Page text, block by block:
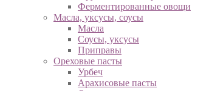
Ферментированные овощи
Масла, уксусы, соусы
Масла
Соусы, уксусы
Приправы
Ореховые пасты
Урбеч
Арахисовые пасты